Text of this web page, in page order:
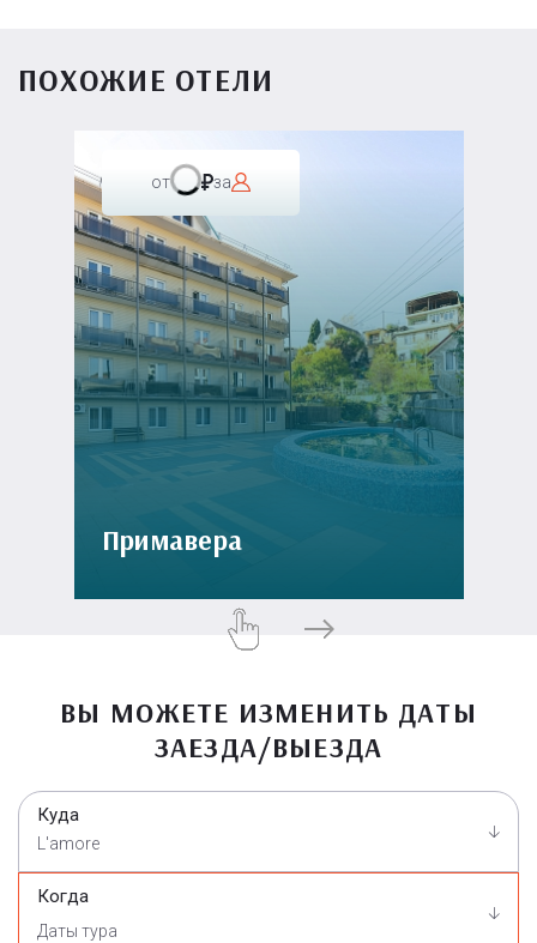
ПОХОЖИЕ ОТЕЛИ
от за
Примавера
ВЫ МОЖЕТЕ ИЗМЕНИТЬ ДАТЫ
ЗАЕЗДА/ВЫЕЗДА
Куда
L'amore
Когда